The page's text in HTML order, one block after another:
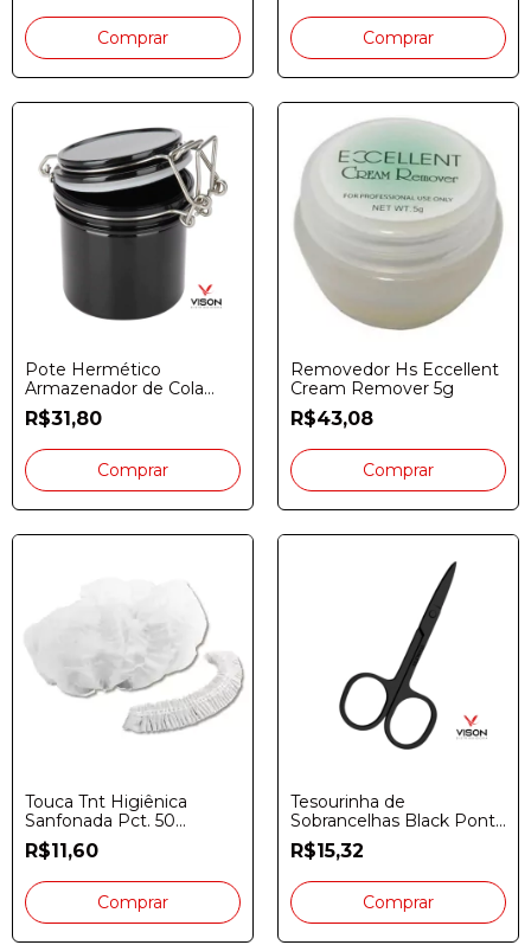
Pote Hermético
Armazenador de Cola
para Cílios Preto
R$31,80
Removedor Hs Eccellent
Cream Remover 5g
R$43,08
Touca Tnt Higiênica
Sanfonada Pct. 50
Unidades
R$11,60
Tesourinha de
Sobrancelhas Black Ponta
Reta
R$15,32